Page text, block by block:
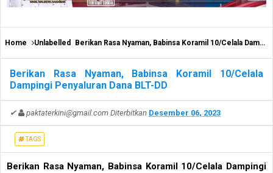
Home Unlabelled Berikan Rasa Nyaman, Babinsa Koramil 10/Celala Dampingi Penyaluran Dana BLT-DD
Berikan Rasa Nyaman, Babinsa Koramil 10/Celala
Dampingi Penyaluran Dana BLT-DD
✔ paktaterkini@gmail.com Diterbitkan Desember 06, 2023
TAGS
Berikan Rasa Nyaman, Babinsa Koramil 10/Celala Dampingi